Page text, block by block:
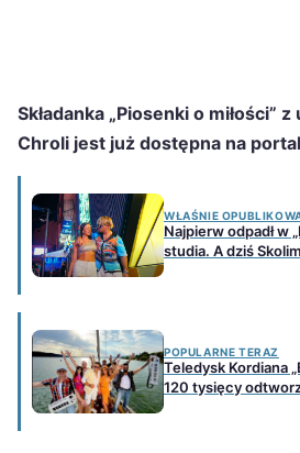
Składanka „Piosenki o miłości”
Chroli jest już dostępna na
WŁAŚNIE
Najpierw odpadł w
studia. A dziś
POPULARNE TERAZ
Teledysk Kordiana
120 tysięcy